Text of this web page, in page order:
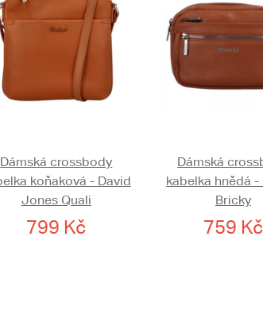
Dámská crossbody
koňaková - David
Jones Quali
799 Kč
Dámská
kabelka hnědá -
Bricky
759 Kč